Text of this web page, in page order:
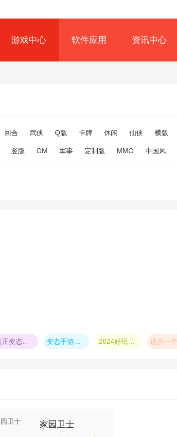
游戏中心 软件应用 资讯中心
回合 武侠 Q版 卡牌 休闲 仙侠 横版
竖版 GM 军事 定制版 MMO 中国风
真正变态的手机游戏大全 2024好玩的0.1折手游推荐
家园卫士